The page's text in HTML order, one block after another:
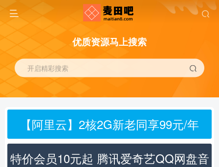
优质资源马上搜索
开启精彩搜索
【阿里云】2核2G新老同享99元/年
特价会员10元起 腾讯爱奇艺QQ网盘音